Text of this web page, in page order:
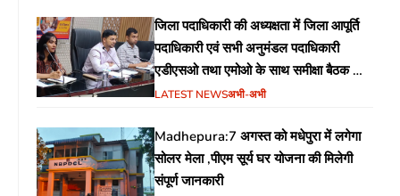
जिला पदाधिकारी की अध्यक्षता में जिला आपूर्ति
पदाधिकारी एवं सभी अनुमंडल पदाधिकारी
एडीएसओ तथा एमोओ के साथ समीक्षा बैठक का
आयोजन
LATEST NEWSअभी-अभी
Madhepura:7 अगस्त को मधेपुरा में लगेगा
सोलर मेला ,पीएम सूर्य घर योजना की मिलेगी
संपूर्ण जानकारी